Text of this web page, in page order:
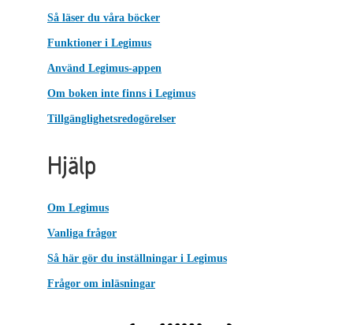
Så läser du våra böcker
Funktioner i Legimus
Använd Legimus-appen
Om boken inte finns i Legimus
Tillgänglighetsredogörelser
Hjälp
Om Legimus
Vanliga frågor
Så här gör du inställningar i Legimus
Frågor om inläsningar